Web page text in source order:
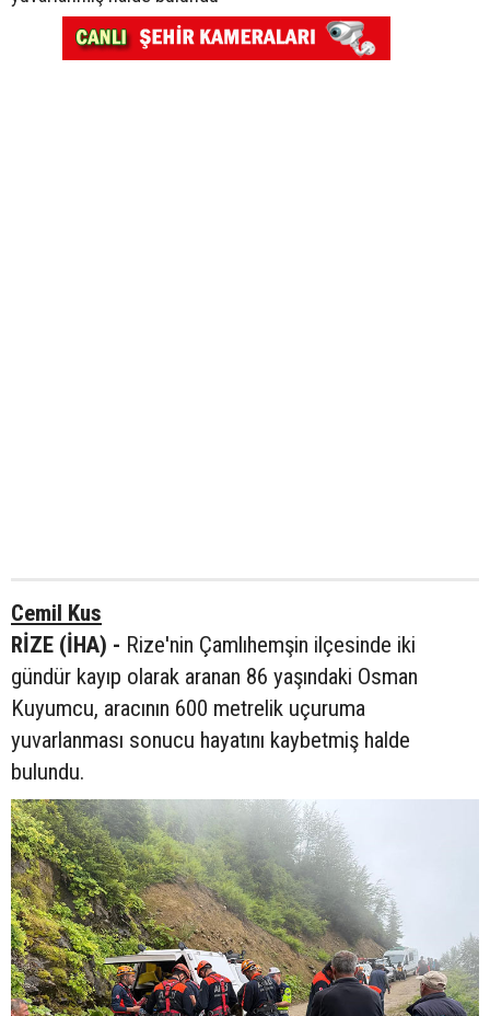
Cemil Kus
RİZE (İHA) - Rize'nin Çamlıhemşin ilçesinde iki
gündür kayıp olarak aranan 86 yaşındaki Osman
Kuyumcu, aracının 600 metrelik uçuruma
yuvarlanması sonucu hayatını kaybetmiş halde
bulundu.